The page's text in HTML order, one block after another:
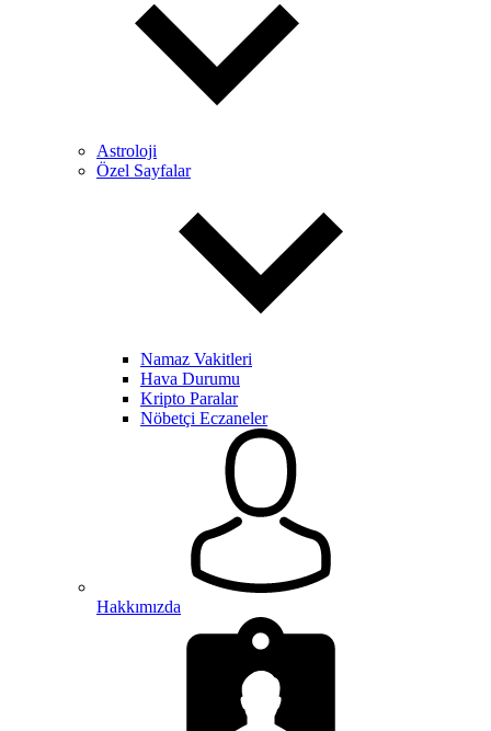
Astroloji
Özel Sayfalar
Namaz Vakitleri
Hava Durumu
Kripto Paralar
Nöbetçi Eczaneler
Hakkımızda